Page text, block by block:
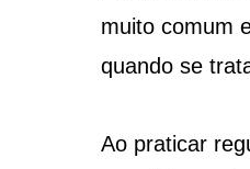
muito comum
quando se
Ao praticar